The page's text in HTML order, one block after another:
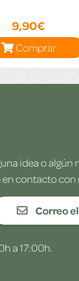
9,90€
Comprar
idea o
en contacto
Correo
a 17:00h.